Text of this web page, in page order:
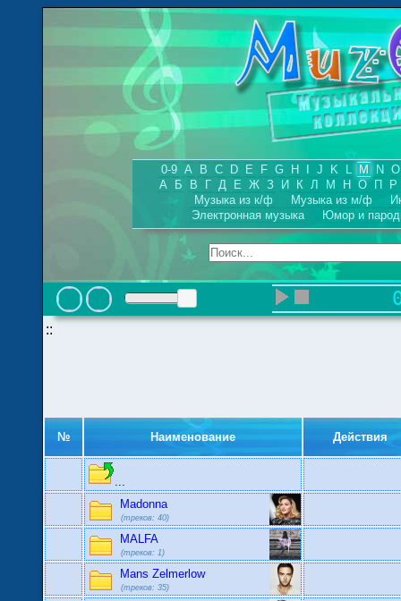
0-9 A B C D E F G H J K L M N O
А
Б В Г Д Е Ж З И К Л М Н О П
Р
Музыка из к/ф
Музыка из м/ф
Электронная музыка
Юмор и
::
№ Наименование Действия
...
Madonna
(треков: 40)
MALFA
(треков: 1)
Mans Zelmerlow
(треков: 35)